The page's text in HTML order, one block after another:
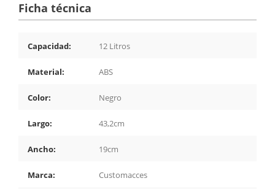
Ficha técnica
Capacidad: 12 Litros
Material: ABS
Color: Negro
Largo: 43,2cm
Ancho: 19cm
Marca: Customacces